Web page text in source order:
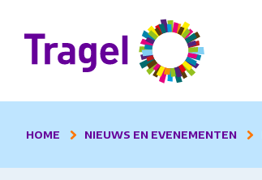
HOME NIEUWS EN EVENEMENTEN